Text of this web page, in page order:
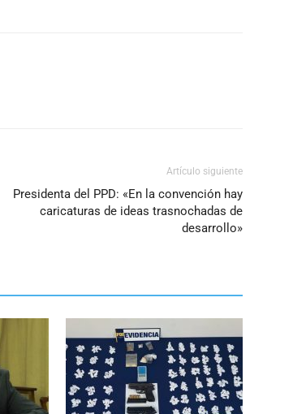
Artículo siguiente
Presidenta del PPD: «En la convención hay
caricaturas de ideas trasnochadas de
desarrollo»